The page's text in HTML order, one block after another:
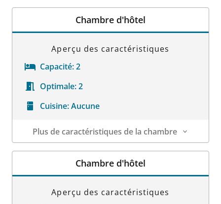
Chambre d'hôtel
Aperçu des caractéristiques
Capacité:2
Optimale:2
Cuisine:Aucune
Plus de caractéristiques de la chambre
Détails sur la chambre
Chambre d'hôtel
Aperçu des caractéristiques